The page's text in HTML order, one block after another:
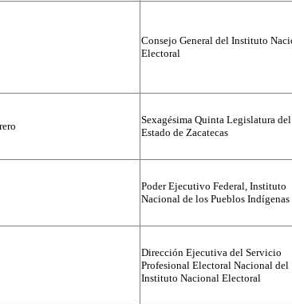
Consejo General del Instituto
Electoral
Sexagésima Quinta Legislatura del
Estado de Zacatecas
Poder Ejecutivo Federal, Instituto
Nacional de los Pueblos Indígenas
Dirección Ejecutiva del Servicio
Profesional Electoral Nacional del
Instituto Nacional Electoral